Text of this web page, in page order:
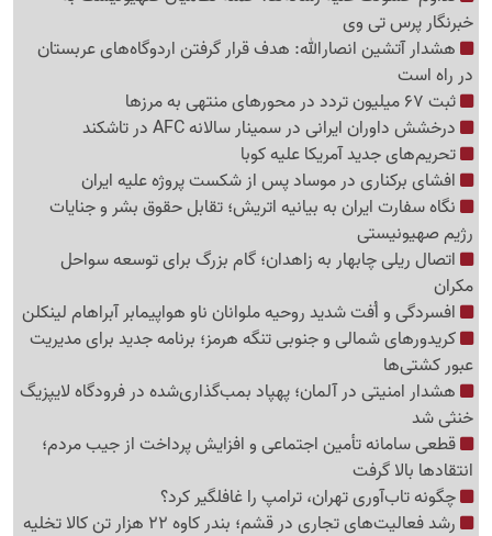
خبرنگار پرس تی وی
هشدار آتشین انصارالله: هدف قرار گرفتن اردوگاه‌های عربستان
در راه است
ثبت 67 میلیون تردد در محورهای منتهی به مرزها
درخشش داوران ایرانی در سمینار سالانه AFC در تاشکند
تحریم‌های جدید آمریکا علیه کوبا
افشای برکناری در موساد پس از شکست پروژه علیه ایران
نگاه سفارت ایران به بیانیه اتریش؛ تقابل حقوق بشر و جنایات
رژیم صهیونیستی
اتصال ریلی چابهار به زاهدان؛ گام بزرگ برای توسعه سواحل
مکران
افسردگی و اُفت شدید روحیه ملوانان ناو هواپیمابر آبراهام لینکلن
کریدورهای شمالی و جنوبی تنگه هرمز؛ برنامه جدید برای مدیریت
عبور کشتی‌ها
هشدار امنیتی در آلمان؛ پهپاد بمب‌گذاری‌شده در فرودگاه لایپزیگ
خنثی شد
قطعی سامانه تأمین اجتماعی و افزایش پرداخت از جیب مردم؛
انتقادها بالا گرفت
چگونه تاب‌آوری تهران، ترامپ را غافلگیر کرد؟
رشد فعالیت‌های تجاری در قشم؛ بندر کاوه 22 هزار تن کالا تخلیه